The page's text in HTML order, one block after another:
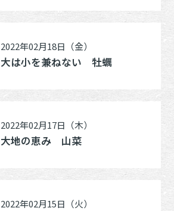
2022年02月18日（金）
大は小を兼ねない 牡蠣
2022年02月17日（木）
大地の恵み 山菜
2022年02月15日（火）